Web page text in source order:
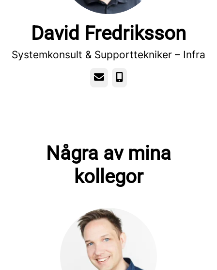
David Fredriksson
Systemkonsult & Supporttekniker – Infra
E-postTelefon
Några av mina
kollegor